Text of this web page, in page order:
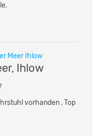
Ihlow
vorhanden , Top